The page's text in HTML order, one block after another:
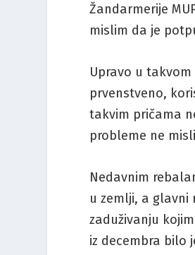
Žandarmerije
mislim da je
Upravo u
prvenstveno,
takvim pričama
probleme ne
Nedavnim
u zemlji, a
zaduživanju
iz decembra bilo